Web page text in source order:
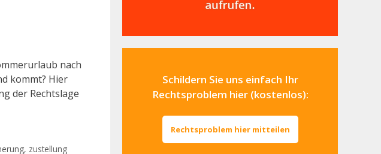
nach
kommt? Hier
der Rechtslage
, zustellung
Schildern Sie uns einfach Ihr
Rechtsproblem hier (kostenlos):
Rechtsproblem hier mitteilen